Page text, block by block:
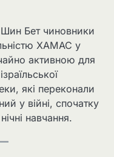
Бет чиновники
ХАМАС у
активною для
які переконали
у війні, спочатку
навчання.